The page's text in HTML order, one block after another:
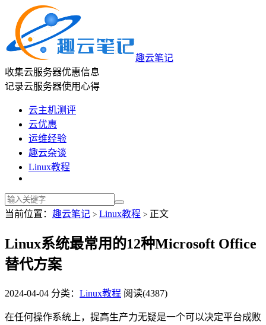
趣云笔记
收集云服务器优惠信息
记录云服务器使用心得
云主机测评
云优惠
运维经验
趣云杂谈
Linux教程
当前位置： 趣云笔记 > Linux教程 > 正文
Linux系统最常用的12种Microsoft Office
替代方案
2024-04-04 分类： Linux教程 阅读(4387)
在任何操作系统上，提高生产力无疑是一个可以决定平台成败